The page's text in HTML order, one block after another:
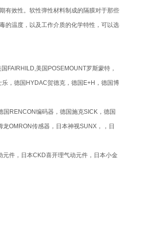
有效性。软性弹性材料制成的隔膜对于那些
的温度，以及工作介质的化学特性，可以选
FAIRHILD,美国POSEMOUNT罗斯蒙特，
，德国HYDAC贺德克，德国E+H，德国博
RENCON编码器，德国施克SICK，德国
OMRON传感器，日本神视SUNX，，日
件，日本CKD喜开理气动元件，日本小金